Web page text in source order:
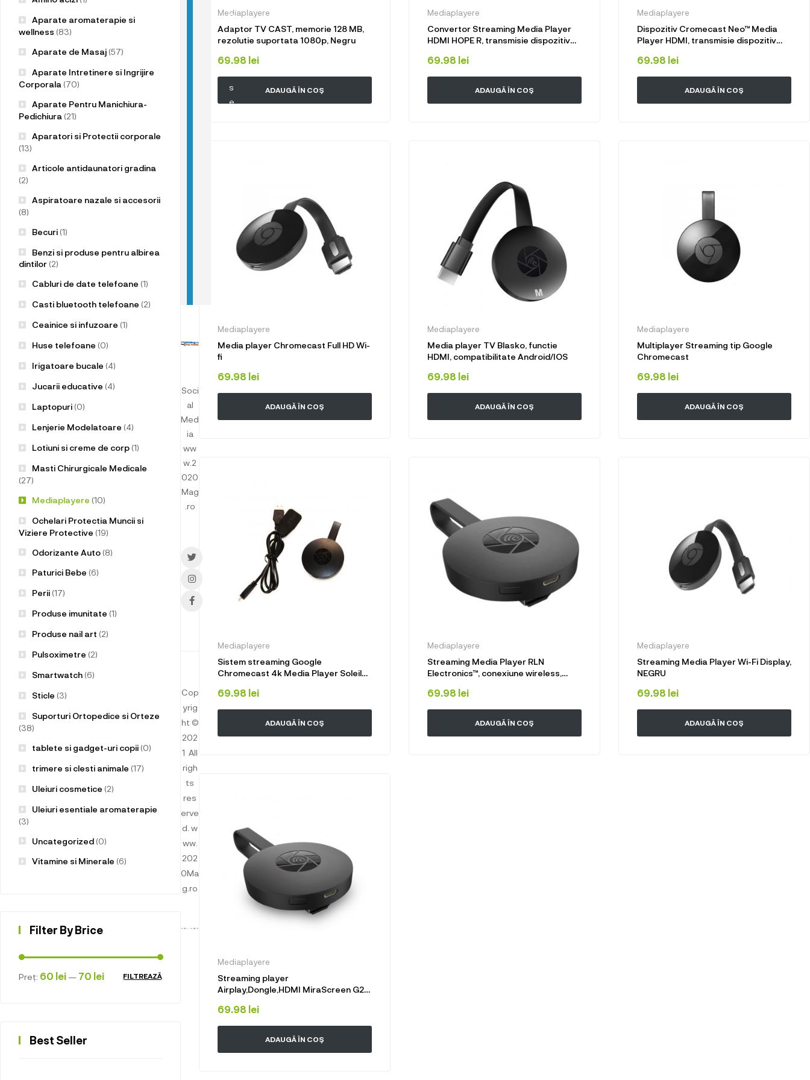
Mediaplayere
Adaptor TV CAST, memorie 128 MB,
rezolutie suportata 1080p, Negru
69.98 lei
ADAUGĂ ÎN COȘ
Mediaplayere
Convertor Streaming Media Player
HDMI HOPE R, transmisie dispozitiv
prin wifi, AirPlay, MiraCast, DLNA
69.98 lei
ADAUGĂ ÎN COȘ
Mediaplayere
Dispozitiv Cromecast Neo™ Media
Player HDMI, transmisie dispozitiv
HDMI prin wifi
69.98 lei
ADAUGĂ ÎN COȘ
Mediaplayere
Media player Chromecast Full HD Wi-
fi
69.98 lei
ADAUGĂ ÎN COȘ
Mediaplayere
Media player TV Blasko, functie
HDMI, compatibilitate Android/IOS
69.98 lei
ADAUGĂ ÎN COȘ
Mediaplayere
Multiplayer Streaming tip Google
Chromecast
69.98 lei
ADAUGĂ ÎN COȘ
Mediaplayere
Sistem streaming Google
Chromecast 4k Media Player Soleil
69.98 lei
ADAUGĂ ÎN COȘ
Mediaplayere
Streaming Media Player RLN
Electronics™, conexiune wireless,
69.98 lei
ADAUGĂ ÎN COȘ
Mediaplayere
Streaming Media Player Wi-Fi Display,
NEGRU
69.98 lei
ADAUGĂ ÎN COȘ
Mediaplayere
Streaming player
Airplay,Dongle,HDMI MiraScreen G2-
69.98 lei
ADAUGĂ ÎN COȘ
Aparate aromaterapie si
wellness (83)
Aparate de Masaj(57)
Aparate Intretinere si Ingrijire
Corporala (70)
Aparate Pentru Manichiura-
Pedichiura (21)
Aparatori si Protectii corporale
(13)
Articole antidaunatori gradina
(2)
Aspiratoare nazale si accesorii
(8)
Becuri(1)
Benzi si produse pentru albirea
dintilor(2)
Cabluri de date telefoane (1)
Casti bluetooth telefoane (2)
Ceainice si infuzoare (1)
Huse telefoane (0)
Irigatoare bucale (4)
Jucarii educative (4)
Laptopuri(0)
Lenjerie Modelatoare (4)
Lotiuni si creme de corp(1)
Masti Chirurgicale Medicale
(27)
Mediaplayere (10)
Ochelari Protectia Muncii si
Viziere Protective (19)
Odorizante Auto(8)
Paturici Bebe (6)
Perii(17)
Produse imunitate (1)
Produse nail art (2)
Pulsoximetre (2)
Smartwatch(6)
Sticle (3)
Suporturi Ortopedice si Orteze
(38)
tablete si gadget-uri copii(0)
trimere si clesti animale (17)
Uleiuri cosmetice (2)
Uleiuri esentiale aromaterapie
(3)
Uncategorized(0)
Vitamine si Minerale (6)
Filter By Brice
FILTREAZĂ
Preț: 60 lei — 70 lei
Best Seller
p
r
o
d
s
e
Soci
al
Med
ia
ww
w.2
020
Mag
.ro
Cop
yrig
ht ©
202
1 All
righ
ts
res
erve
d. w
ww.
202
0Ma
g.ro